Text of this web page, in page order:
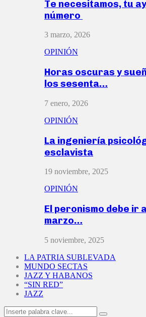
Te necesitamos, tu
número
3 marzo, 2026
OPINIÓN
Horas oscuras y
los sesenta…
7 enero, 2026
OPINIÓN
La ingeniería
esclavista
19 noviembre, 2025
OPINIÓN
El peronismo debe ir
marzo…
5 noviembre, 2025
LA PATRIA SUBLEVADA
MUNDO SECTAS
JAZZ Y HABANOS
“SIN RED”
JAZZ
Search